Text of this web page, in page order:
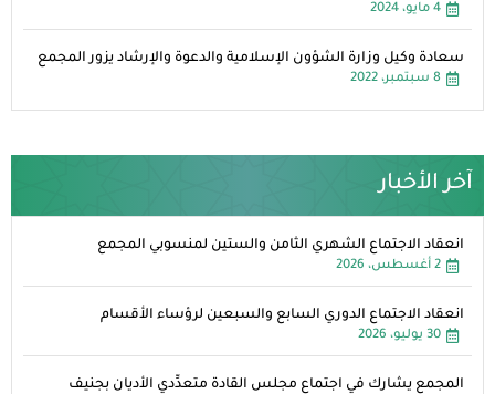
4 مايو، 2024
سعادة وكيل وزارة الشؤون الإسلامية والدعوة والإرشاد يزور المجمع
8 سبتمبر، 2022
آخر الأخبار
انعقاد الاجتماع الشهري الثامن والستين لمنسوبي المجمع
2 أغسطس، 2026
انعقاد الاجتماع الدوري السابع والسبعين لرؤساء الأقسام
30 يوليو، 2026
المجمع يشارك في اجتماع مجلس القادة متعدِّدي الأديان بجنيف